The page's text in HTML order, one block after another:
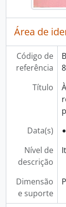
Área de
Código de
referência
Título
Data(s)
Nível de
descrição
Dimensão
e suporte